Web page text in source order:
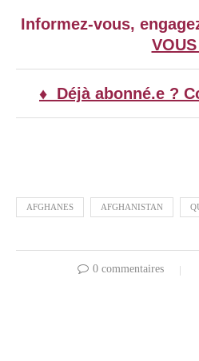
Informez-vous,
♦ Déjà abonné.e ?
AFGHANES AFGHANISTAN
0 commentaires